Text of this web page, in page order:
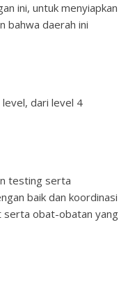
ini, untuk menyiapkan
bahwa daerah ini
dari level 4
testing serta
baik dan koordinasi
serta obat-obatan yang